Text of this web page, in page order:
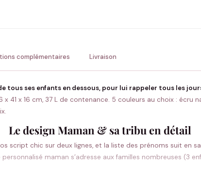
complémentaires Livraison
tous ses enfants en dessous, pour lui rappeler tous les
41 x 16 cm, 37 L de contenance. 5 couleurs au choix : écru
Le design Maman & sa tribu en détail
script chic sur deux lignes, et la liste des prénoms suit en
maman s’adresse aux familles nombreuses (3